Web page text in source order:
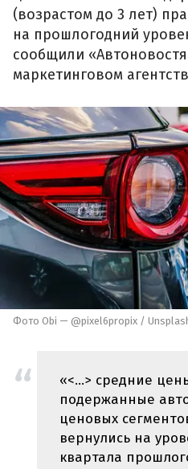
(возрастом до 3 лет)
на прошлогодний
сообщили
маркетинговом
Фото Obi — @pixel6propix /
«<…> средние
подержанные
ценовых
вернулись на
квартала